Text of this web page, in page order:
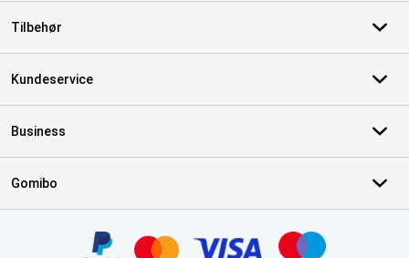
Tilbehør
Kundeservice
Business
Gomibo